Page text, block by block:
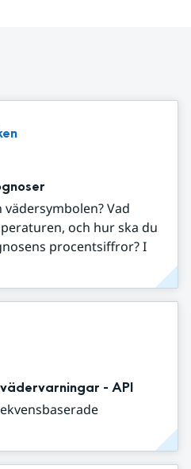
Vad
och hur ska du
procentsiffror? I
- API